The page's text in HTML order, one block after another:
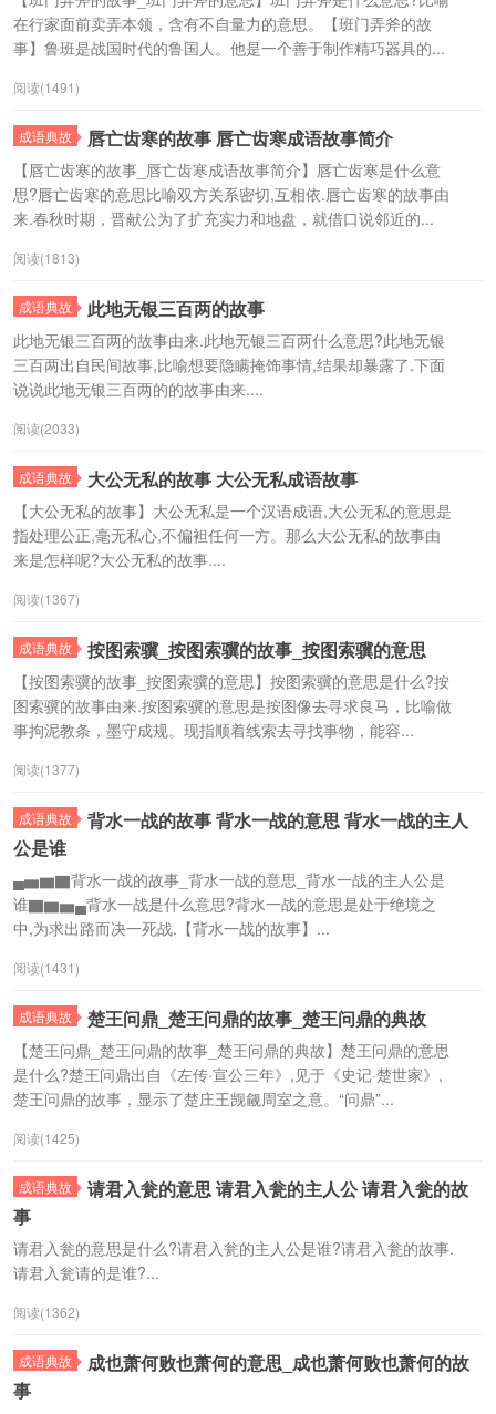
在行家面前卖弄本领，含有不自量力的意思。【班门弄斧的故
事】鲁班是战国时代的鲁国人。他是一个善于制作精巧器具的...
阅读(1491)
成语典故 唇亡齿寒的故事 唇亡齿寒成语故事简介
【唇亡齿寒的故事_唇亡齿寒成语故事简介】唇亡齿寒是什么意
思?唇亡齿寒的意思比喻双方关系密切,互相依.唇亡齿寒的故事由
来.春秋时期，晋献公为了扩充实力和地盘，就借口说邻近的...
阅读(1813)
成语典故 此地无银三百两的故事
此地无银三百两的故事由来.此地无银三百两什么意思?此地无银
三百两出自民间故事,比喻想要隐瞒掩饰事情,结果却暴露了.下面
说说此地无银三百两的的故事由来....
阅读(2033)
成语典故 大公无私的故事 大公无私成语故事
【大公无私的故事】大公无私是一个汉语成语,大公无私的意思是
指处理公正,毫无私心,不偏袒任何一方。那么大公无私的故事由
来是怎样呢?大公无私的故事....
阅读(1367)
成语典故 按图索骥_按图索骥的故事_按图索骥的意思
【按图索骥的故事_按图索骥的意思】按图索骥的意思是什么?按
图索骥的故事由来.按图索骥的意思是按图像去寻求良马，比喻做
事拘泥教条，墨守成规。现指顺着线索去寻找事物，能容...
阅读(1377)
成语典故
背水一战的故事 背水一战的意思 背水一战的主人
公是谁
▄▅▆▇背水一战的故事_背水一战的意思_背水一战的主人公是
谁▇▆▅▄背水一战是什么意思?背水一战的意思是处于绝境之
中,为求出路而决一死战.【背水一战的故事】...
阅读(1431)
成语典故 楚王问鼎_楚王问鼎的故事_楚王问鼎的典故
【楚王问鼎_楚王问鼎的故事_楚王问鼎的典故】楚王问鼎的意思
是什么?楚王问鼎出自《左传·宣公三年》,见于《史记·楚世家》,
楚王问鼎的故事，显示了楚庄王觊觎周室之意。“问鼎”...
阅读(1425)
成语典故
请君入瓮的意思 请君入瓮的主人公 请君入瓮的故
事
请君入瓮的意思是什么?请君入瓮的主人公是谁?请君入瓮的故事.
请君入瓮请的是谁?...
阅读(1362)
成语典故
成也萧何败也萧何的意思_成也萧何败也萧何的故
事